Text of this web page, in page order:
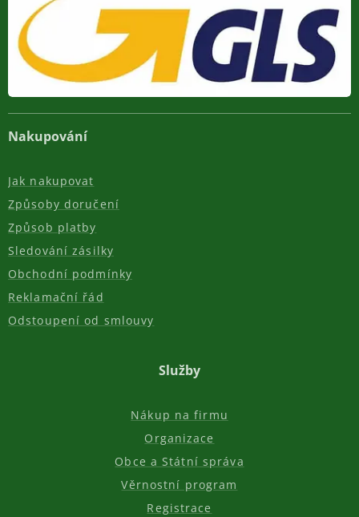
Nakupování
Jak nakupovat
Způsoby doručení
Způsob platby
Sledování zásilky
Obchodní podmínky
Reklamační řád
Odstoupení od smlouvy
Služby
Nákup na firmu
Organizace
Obce a Státní správa
Věrnostní program
Registrace